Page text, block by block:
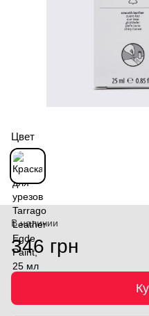
Цвет
В наличии
346 грн